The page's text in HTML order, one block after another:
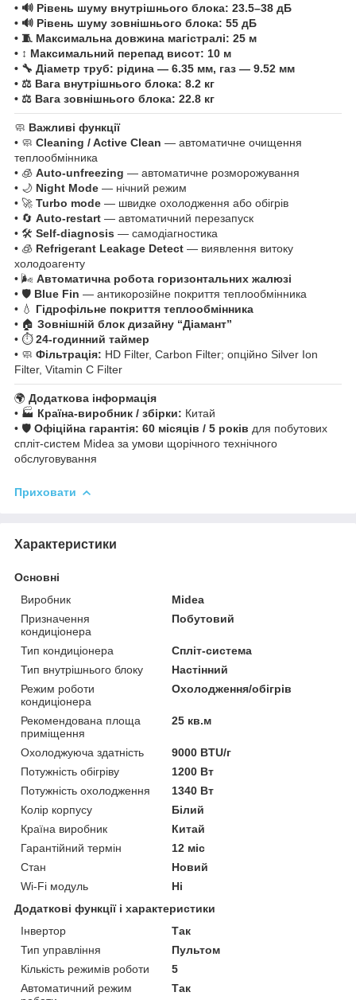
• 🔊 Рівень шуму внутрішнього блока: 23.5–38 дБ
• 🔊 Рівень шуму зовнішнього блока: 55 дБ
• 🧵 Максимальна довжина магістралі: 25 м
• ↕️ Максимальний перепад висот: 10 м
• 🔧 Діаметр труб: рідина — 6.35 мм, газ — 9.52 мм
• ⚖️ Вага внутрішнього блока: 8.2 кг
• ⚖️ Вага зовнішнього блока: 22.8 кг
🧼 Важливі функції
• 🧼 Cleaning / Active Clean — автоматичне очищення
теплообмінника
• 🧊 Auto-unfreezing — автоматичне розморожування
• 🌙 Night Mode — нічний режим
• 🚀 Turbo mode — швидке охолодження або обігрів
• 🔄 Auto-restart — автоматичний перезапуск
• 🛠️ Self-diagnosis — самодіагностика
• 🧊 Refrigerant Leakage Detect — виявлення витоку
холодоагенту
• 🌬️ Автоматична робота горизонтальних жалюзі
• 🛡️ Blue Fin — антикорозійне покриття теплообмінника
• 💧 Гідрофільне покриття теплообмінника
• 🏠 Зовнішній блок дизайну “Діамант”
• ⏱️24-годинний таймер
• 🧼 Фільтрація: HD Filter, Carbon Filter; опційно Silver Ion
Filter, Vitamin C Filter
🌍 Додаткова інформація
• 🏭 Країна-виробник / збірки: Китай
• 🛡️ Офіційна гарантія: 60 місяців / 5 років для побутових
спліт-систем Midea за умови щорічного технічного
обслуговування
Приховати
Характеристики
Основні
Виробник
Midea
Призначення
кондиціонера
Побутовий
Тип кондиціонера
Спліт-система
Тип внутрішнього блоку
Настінний
Режим роботи
кондиціонера
Охолодження/обігрів
Рекомендована площа
приміщення
25 кв.м
Охолоджуюча здатність
9000 BTU/г
Потужність обігріву
1200 Вт
Потужність охолодження
1340 Вт
Колір корпусу
Білий
Країна виробник
Китай
Гарантійний термін
12 міс
Стан
Новий
Wi-Fi модуль
Ні
Додаткові функції і характеристики
Інвертор
Так
Тип управління
Пультом
Кількість режимів роботи
5
Автоматичний режим
Так